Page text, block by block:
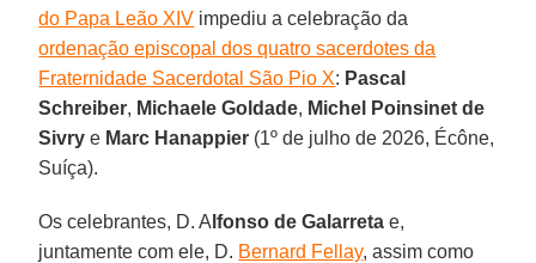
do Papa Leão XIV impediu a celebração da
ordenação episcopal dos quatro sacerdotes da
Fraternidade Sacerdotal São Pio X: Pascal
Schreiber, Michaele Goldade, Michel Poinsinet de
Sivry e Marc Hanappier (1º de julho de 2026, Écône,
Suíça).
Os celebrantes, D. A lfonso de Galarreta e,
juntamente com ele, D. Bernard Fellay, assim como